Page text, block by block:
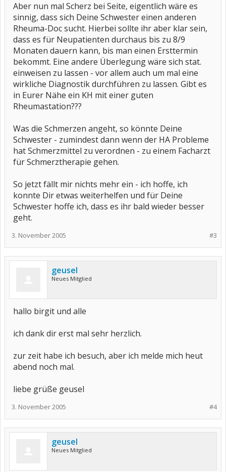
Aber nun mal Scherz bei Seite, eigentlich wäre es
sinnig, dass sich Deine Schwester einen anderen
Rheuma-Doc sucht. Hierbei sollte ihr aber klar sein,
dass es für Neupatienten durchaus bis zu 8/9
Monaten dauern kann, bis man einen Ersttermin
bekommt. Eine andere Überlegung wäre sich stat.
einweisen zu lassen - vor allem auch um mal eine
wirkliche Diagnostik durchführen zu lassen. Gibt es
in Eurer Nähe ein KH mit einer guten
Rheumastation???
Was die Schmerzen angeht, so könnte Deine
Schwester - zumindest dann wenn der HA Probleme
hat Schmerzmittel zu verordnen - zu einem Facharzt
für Schmerztherapie gehen.
So jetzt fällt mir nichts mehr ein - ich hoffe, ich
konnte Dir etwas weiterhelfen und für Deine
Schwester hoffe ich, dass es ihr bald wieder besser
geht.
#3
3. November 2005
geusel
Neues Mitglied
hallo birgit und alle
ich dank dir erst mal sehr herzlich.
zur zeit habe ich besuch, aber ich melde mich heut
abend noch mal.
liebe grüße geusel
#4
3. November 2005
geusel
Neues Mitglied